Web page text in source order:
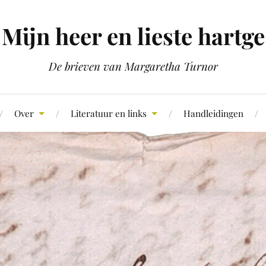
Mijn heer en lieste hartge
De brieven van Margaretha Turnor
Over Literatuur en links Handleidingen